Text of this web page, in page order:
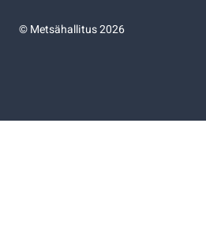
©Metsähallitus 2026